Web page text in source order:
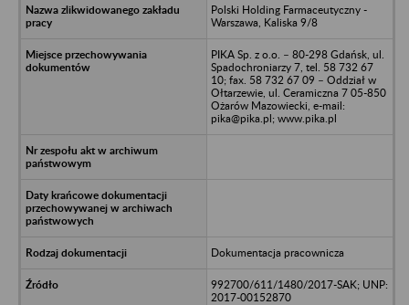
Polski Holding Farmaceutyczny -
Warszawa, Kaliska 9/8
PIKA Sp. z o.o. – 80-298 Gdańsk, ul.
Spadochroniarzy 7, tel. 58 732 67
10; fax. 58 732 67 09 – Oddział w
Ołtarzewie, ul. Ceramiczna 7 05-850
Ożarów Mazowiecki, e-mail:
pika@pika.pl; www.pika.pl
Dokumentacja pracownicza
992700/611/1480/2017-SAK; UNP:
2017-00152870